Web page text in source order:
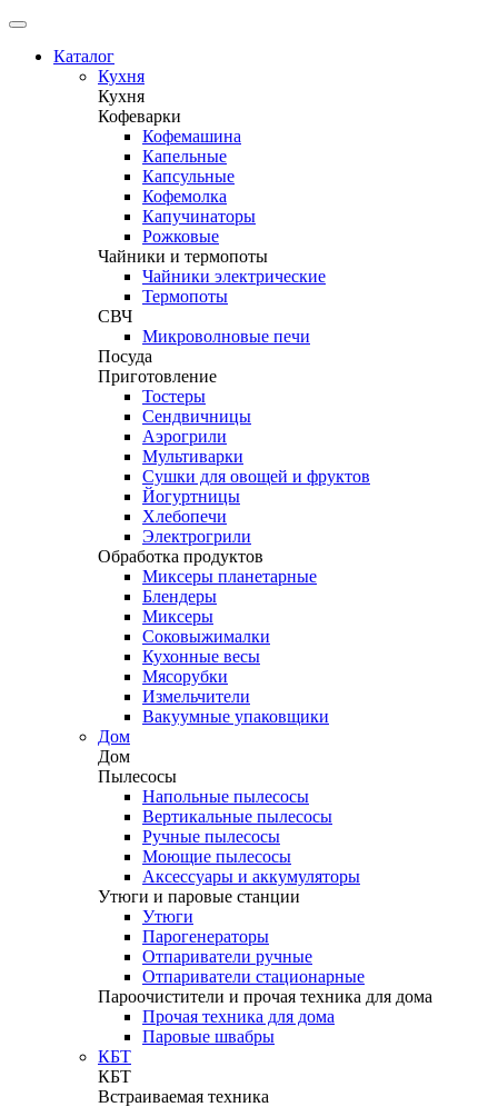
Каталог
Кухня
Кухня
Кофеварки
Кофемашина
Капельные
Капсульные
Кофемолка
Капучинаторы
Рожковые
Чайники и термопоты
Чайники электрические
Термопоты
СВЧ
Микроволновые печи
Посуда
Приготовление
Тостеры
Сендвичницы
Аэрогрили
Мультиварки
Сушки для овощей и фруктов
Йогуртницы
Хлебопечи
Электрогрили
Обработка продуктов
Миксеры планетарные
Блендеры
Миксеры
Соковыжималки
Кухонные весы
Мясорубки
Измельчители
Вакуумные упаковщики
Дом
Дом
Пылесосы
Напольные пылесосы
Вертикальные пылесосы
Ручные пылесосы
Моющие пылесосы
Аксессуары и аккумуляторы
Утюги и паровые станции
Утюги
Парогенераторы
Отпариватели ручные
Отпариватели стационарные
Пароочистители и прочая техника для дома
Прочая техника для дома
Паровые швабры
КБТ
КБТ
Встраиваемая техника